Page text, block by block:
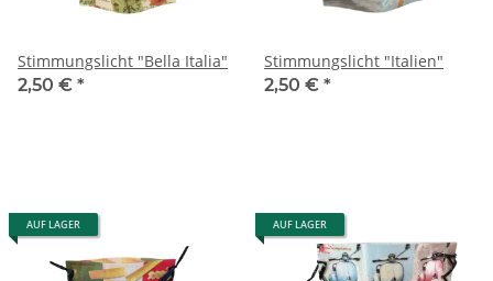
Stimmungslicht "Bella Italia"
2,50 € *
Stimmungslicht "Italien"
2,50 € *
AUF LAGER AUF LAGER